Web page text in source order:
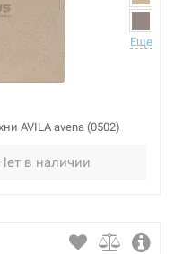
Еще
AVILA avena (0502)
в наличии